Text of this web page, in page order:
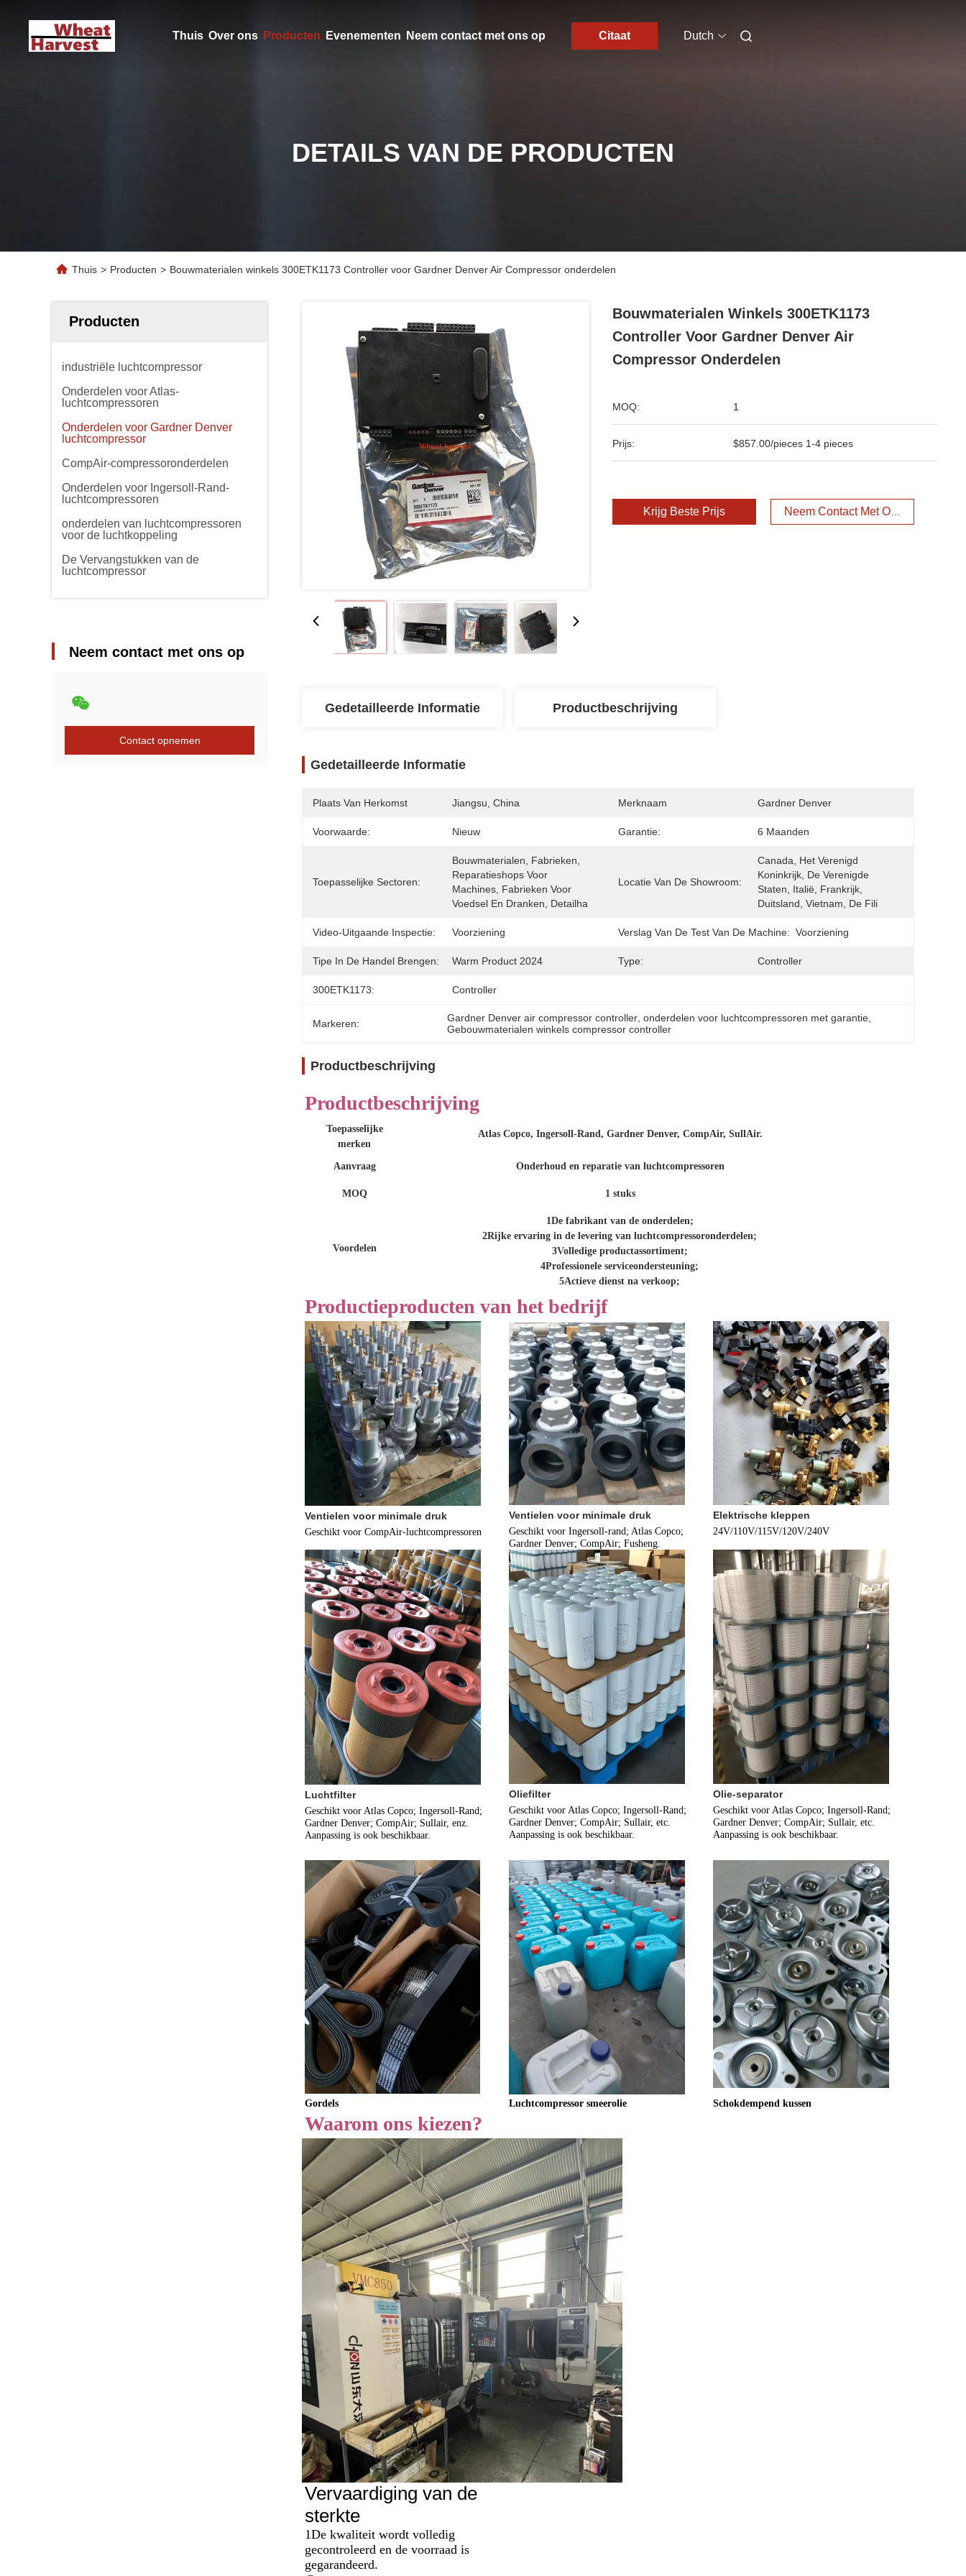
Thuis Over ons Producten Evenementen Neem contact met ons op Citaat Dutch
DETAILS VAN DE PRODUCTEN
Thuis > Producten > Bouwmaterialen winkels 300ETK1173 Controller voor Gardner Denver Air Compressor onderdelen
Producten
industriële luchtcompressor
Onderdelen voor Atlas-
luchtcompressoren
Onderdelen voor Gardner Denver
luchtcompressor
CompAir-compressoronderdelen
Onderdelen voor Ingersoll-Rand-
luchtcompressoren
onderdelen van luchtcompressoren
voor de luchtkoppeling
De Vervangstukken van de
luchtcompressor
Neem contact met ons op
Contact opnemen
Bouwmaterialen Winkels 300ETK1173
Controller Voor Gardner Denver Air
Compressor Onderdelen
MOQ: 1
Prijs: $857.00/pieces 1-4 pieces
Krijg Beste Prijs Neem Contact Met Ons Op
Gedetailleerde Informatie Productbeschrijving
Gedetailleerde Informatie
Plaats Van Herkomst Jiangsu, China Merknaam Gardner Denver
Voorwaarde: Nieuw Garantie: 6 Maanden
Toepasselijke Sectoren:
Bouwmaterialen, Fabrieken,
Reparatieshops Voor
Machines, Fabrieken Voor
Voedsel En Dranken, Detailha
Locatie Van De Showroom:
Canada, Het Verenigd
Koninkrijk, De Verenigde
Staten, Italië, Frankrijk,
Duitsland, Vietnam, De Fili
Video-Uitgaande Inspectie: Voorziening Verslag Van De Test Van De Machine: Voorziening
Tipe In De Handel Brengen: Warm Product 2024 Type: Controller
300ETK1173: Controller
Markeren: Gardner Denver air compressor controller , onderdelen voor luchtcompressoren met garantie
Gebouwmaterialen winkels compressor controller
Productbeschrijving
Productbeschrijving
Toepasselijke
merken
Atlas Copco, Ingersoll-Rand, Gardner Denver, CompAir, SullAir.
Aanvraag Onderhoud en reparatie van luchtcompressoren
MOQ 1 stuks
Voordelen
1De fabrikant van de onderdelen;
2Rijke ervaring in de levering van luchtcompressoronderdelen;
3Volledige productassortiment;
4Professionele serviceondersteuning;
5Actieve dienst na verkoop;
Productieproducten van het bedrijf
Ventielen voor minimale druk
Geschikt voor CompAir-luchtcompressoren
Ventielen voor minimale druk
Geschikt voor Ingersoll-rand; Atlas Copco;
Gardner Denver; CompAir; Fusheng.
Elektrische kleppen
24V/110V/115V/120V/240V
Luchtfilter
Geschikt voor Atlas Copco; Ingersoll-Rand;
Gardner Denver; CompAir; Sullair, enz.
Aanpassing is ook beschikbaar.
Oliefilter
Geschikt voor Atlas Copco; Ingersoll-Rand;
Gardner Denver; CompAir; Sullair, etc.
Aanpassing is ook beschikbaar.
Olie-separator
Geschikt voor Atlas Copco; Ingersoll-Rand;
Gardner Denver; CompAir; Sullair, etc.
Aanpassing is ook beschikbaar.
Gordels Luchtcompressor smeerolie Schokdempend kussen
Waarom ons kiezen?
Vervaardiging van de
sterkte
1De kwaliteit wordt volledig
gecontroleerd en de voorraad is
gegarandeerd.